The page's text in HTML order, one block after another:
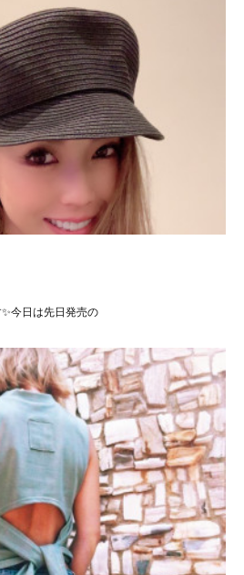
今日は先日発売の